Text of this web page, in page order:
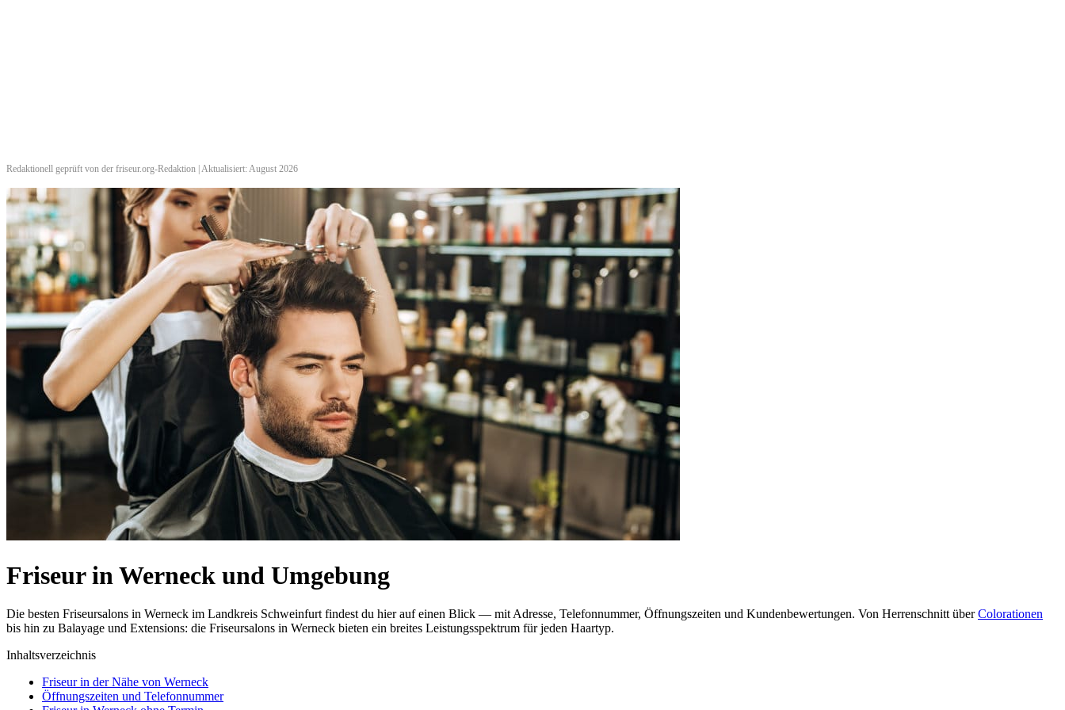
Redaktionell geprüft von der friseur.org-Redaktion | Aktualisiert: August 2026
Friseur in Werneck und Umgebung
Die besten Friseursalons in Werneck im Landkreis Schweinfurt findest du hier auf einen Blick — mit Adresse, Telefonnummer, Öffnungszeiten und Kundenbewertungen. Von Herrenschnitt überColorationen
bis hin zu Balayage und Extensions: die Friseursalons in Werneck bieten ein breites Leistungsspektrum für jeden Haartyp.
Inhaltsverzeichnis
Friseur in der Nähe von Werneck
Öffnungszeiten und Telefonnummer